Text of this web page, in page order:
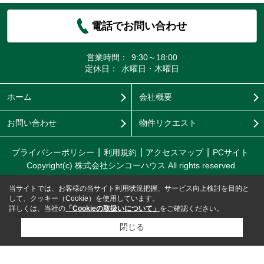
電話でお問い合わせ
営業時間：
9:30～18:00
定休日：
水曜日・木曜日
ホーム 会社概要
お問い合わせ 物件リクエスト
プライバシーポリシー 利用規約 アクセスマップ
PCサイト
Copyright(c) 株式会社シンコーハウス All rights reserved.
当サイトでは、お客様の当サイト利用状況把握、サービス向上検討を目的と
して、クッキー（Cookie）を使用しています。
詳しくは、当社の 「Cookieの取扱いについて」 をご確認ください。
閉じる